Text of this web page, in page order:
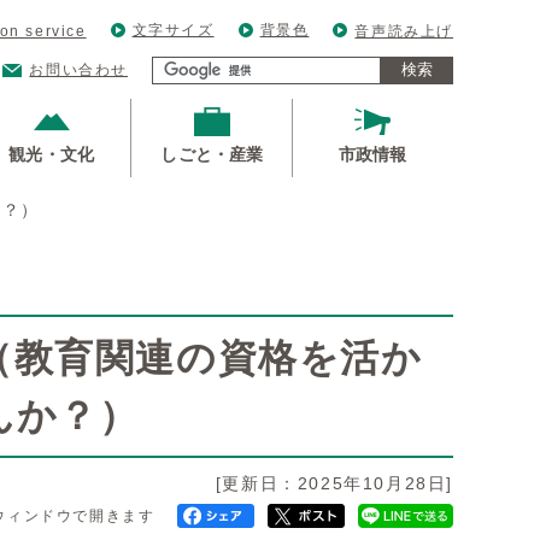
service 文字サイズ 背景色 音声読み上げ
お問い合わせ 検索
観光・文化 しごと・産業 市政情報
）
育関連の資格を活か
？）
[更新日：2025年10月28日]
ィンドウで開きます